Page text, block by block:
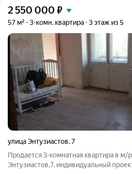
2 550 000 ₽
57 м² 3-комн. квартира 3 этаж из 5
улица Энтузиастов,7
Продается 3-комнатная квартира в м/
Энтузиастов,7, индивидуальный